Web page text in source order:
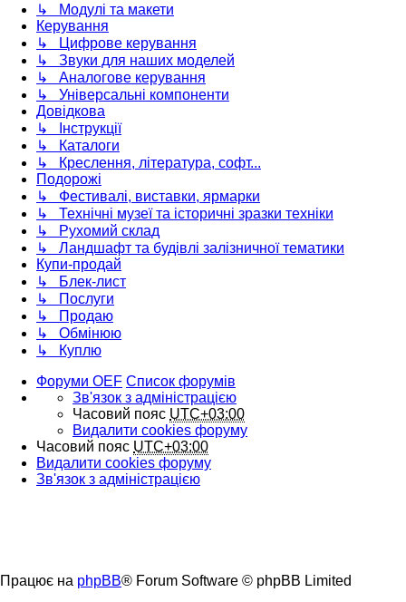
↳ Модулі та макети
Керування
↳ Цифрове керування
↳ Звуки для наших моделей
↳ Аналогове керування
↳ Універсальні компоненти
Довідкова
↳ Інструкції
↳ Каталоги
↳ Креслення, література, софт...
Подорожі
↳ Фестивалі, виставки, ярмарки
↳ Технічні музеї та історичні зразки техніки
↳ Рухомий склад
↳ Ландшафт та будівлі залізничної тематики
Купи-продай
↳ Блек-лист
↳ Послуги
↳ Продаю
↳ Обмінюю
↳ Куплю
Форуми OEF Список форумів
Зв'язок з адміністрацією
Часовий пояс UTC+03:00
Видалити cookies форуму
Часовий пояс UTC+03:00
Видалити cookies форуму
Зв'язок з адміністрацією
Працює на phpBB® Forum Software © phpBB Limited